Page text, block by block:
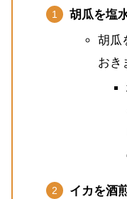
胡瓜を塩
胡瓜
おき
イカを酒